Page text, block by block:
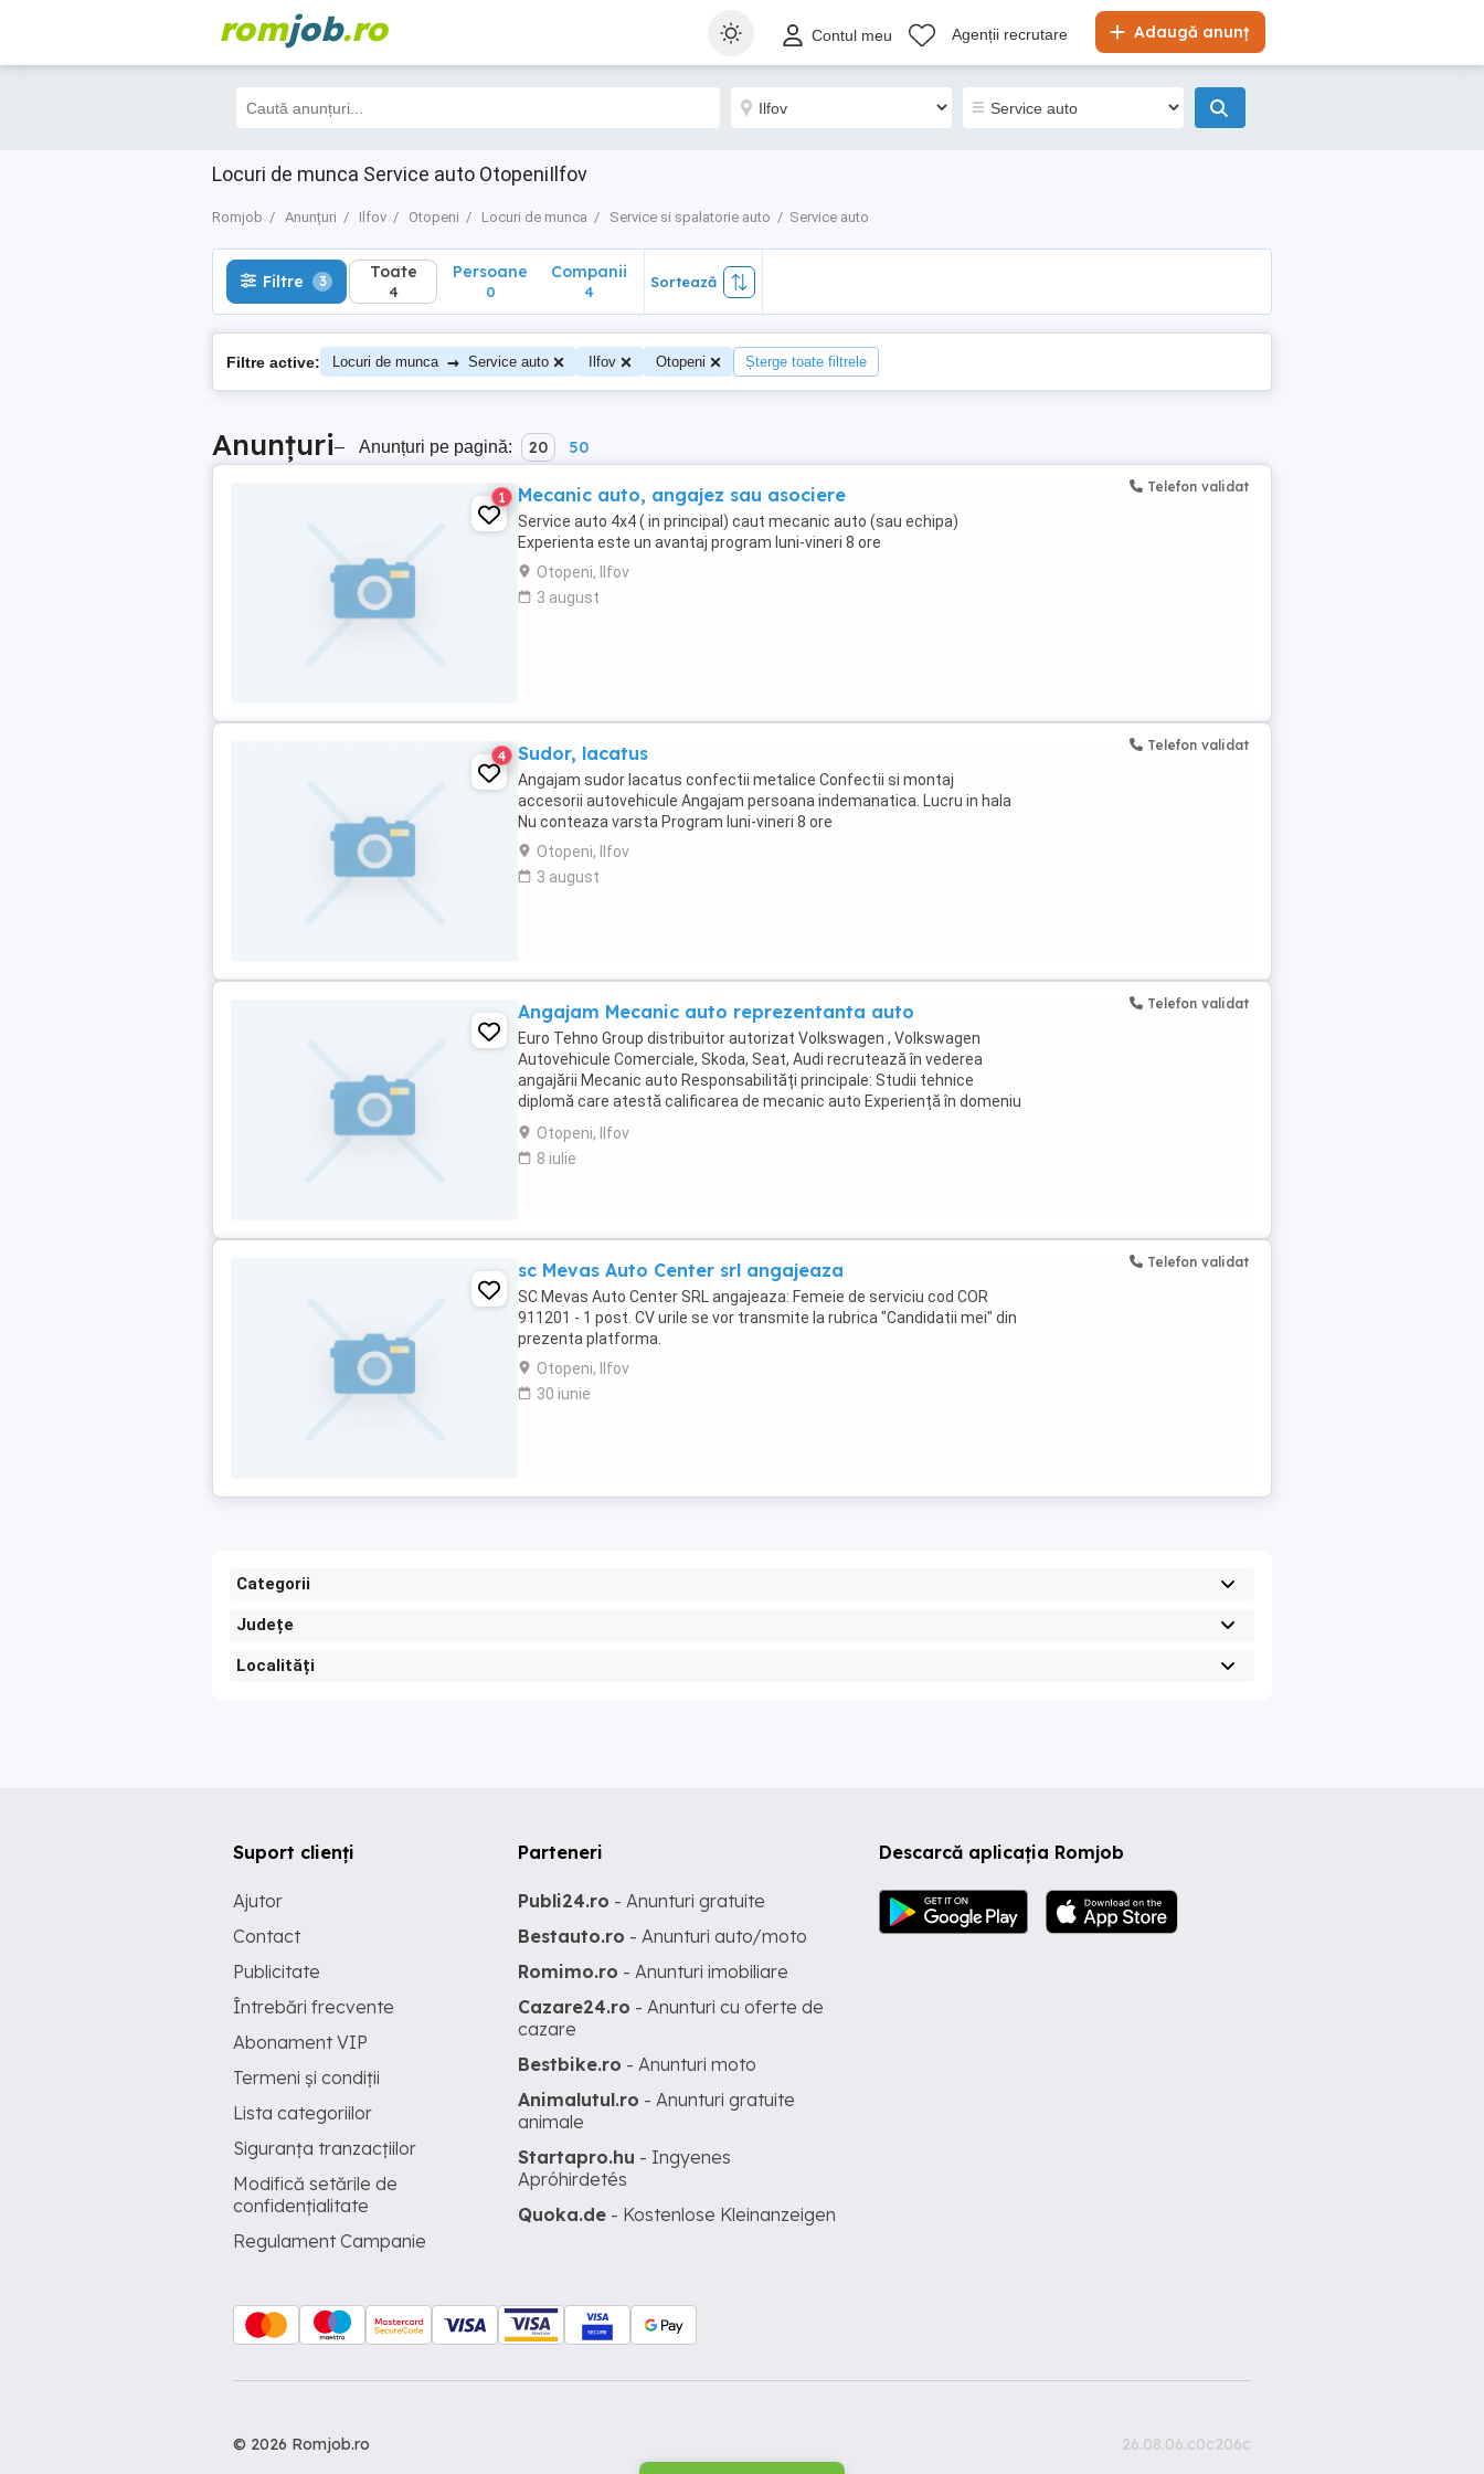
romjob.ro Adaugă anunț
Contul meu Agenții recrutare
Locuri de munca Service auto OtopeniIlfov
Romjob Anunțuri Ilfov Otopeni Locuri de munca Service si spalatorie auto Service auto
Filtre 3 Toate
4
Filtre 3 Toate
4
Persoane
0
Companii
4
Sortează
Filtre active: Locuri de munca → Service auto Ilfov Otopeni Șterge toate filtrele
Anunțuri– Anunțuri pe pagină: 20 50
1 Mecanic auto, angajez sau asociere
Service auto 4x4 ( in principal) caut mecanic auto (sau echipa)
Experienta este un avantaj program luni-vineri 8 ore
Otopeni, Ilfov
3 august
Telefon validat
4 Sudor, lacatus
Angajam sudor lacatus confectii metalice Confectii si montaj
accesorii autovehicule Angajam persoana indemanatica. Lucru in hala
Nu conteaza varsta Program luni-vineri 8 ore
Otopeni, Ilfov
3 august
Telefon validat
Angajam Mecanic auto reprezentanta auto
Euro Tehno Group distribuitor autorizat Volkswagen , Volkswagen
Autovehicule Comerciale, Skoda, Seat, Audi recrutează în vederea
angajării Mecanic auto Responsabilități principale: Studii tehnice
diplomă care atestă calificarea de mecanic auto Experiență în domeniu
service auto minim 2 ani Calificări, ...
Otopeni, Ilfov
8 iulie
Telefon validat
sc Mevas Auto Center srl angajeaza
SC Mevas Auto Center SRL angajeaza: Femeie de serviciu cod COR
911201 - 1 post. CV urile se vor transmite la rubrica "Candidatii mei" din
prezenta platforma.
Otopeni, Ilfov
30 iunie
Telefon validat
Categorii
Județe
Localități
Descarcă aplicația Romjob
Suport clienți
Ajutor
Contact
Publicitate
Întrebări frecvente
Abonament VIP
Termeni și condiții
Lista categoriilor
Siguranța tranzacțiilor
Modifică setările de
confidențialitate
Regulament Campanie
Parteneri
Publi24.ro - Anunturi gratuite
Bestauto.ro - Anunturi auto/moto
Romimo.ro - Anunturi imobiliare
Cazare24.ro - Anunturi cu oferte de
cazare
Bestbike.ro - Anunturi moto
Animalutul.ro - Anunturi gratuite
animale
Startapro.hu - Ingyenes
Apróhirdetés
Quoka.de - Kostenlose Kleinanzeigen
© 2026 Romjob.ro 26.08.06.c0c206c